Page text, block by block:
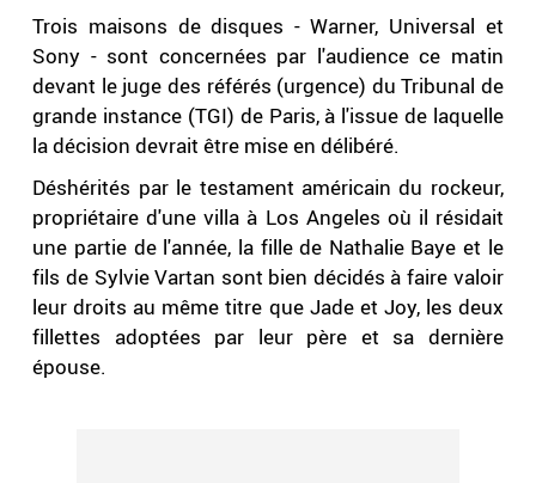
Trois maisons de disques - Warner, Universal et
Sony - sont concernées par l'audience ce matin
devant le juge des référés (urgence) du Tribunal de
grande instance (TGI) de Paris, à l'issue de laquelle
la décision devrait être mise en délibéré.
Déshérités par le testament américain du rockeur,
propriétaire d'une villa à Los Angeles où il résidait
une partie de l'année, la fille de Nathalie Baye et le
fils de Sylvie Vartan sont bien décidés à faire valoir
leur droits au même titre que Jade et Joy, les deux
fillettes adoptées par leur père et sa dernière
épouse.